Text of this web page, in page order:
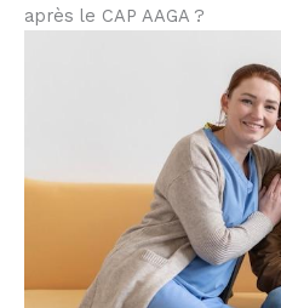
après le CAP AAGA ?